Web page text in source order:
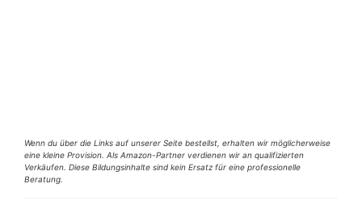
Wenn du über die Links auf unserer Seite bestellst, erhalten wir möglicherweise
eine kleine Provision. Als Amazon-Partner verdienen wir an qualifizierten
Verkäufen. Diese Bildungsinhalte sind kein Ersatz für eine professionelle
Beratung.